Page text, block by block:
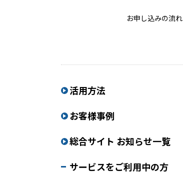
お申し込みの流れ
活用方法
お客様事例
総合サイト お知らせ一覧
サービスをご利用中の方